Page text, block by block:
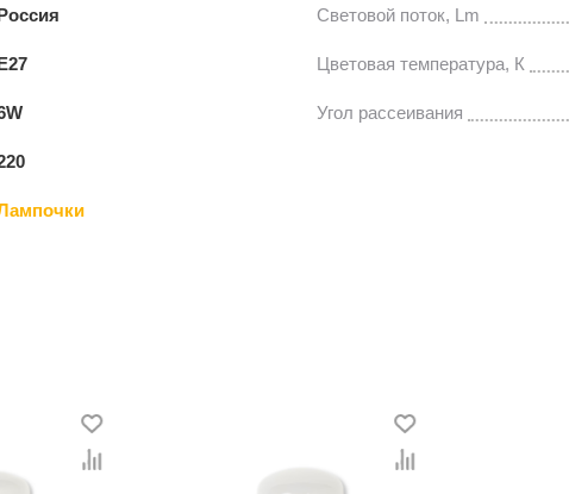
Световой поток, Lm
Цветовая температура, К
Угол рассеивания